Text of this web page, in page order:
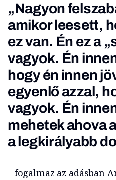
„Nagyon
amikor leesett,
ez van. Én ez a
vagyok. Én
hogy én innen
egyenlő azzal,
vagyok. Én
mehetek ahova
a legkirályabb
– fogalmaz az adásban